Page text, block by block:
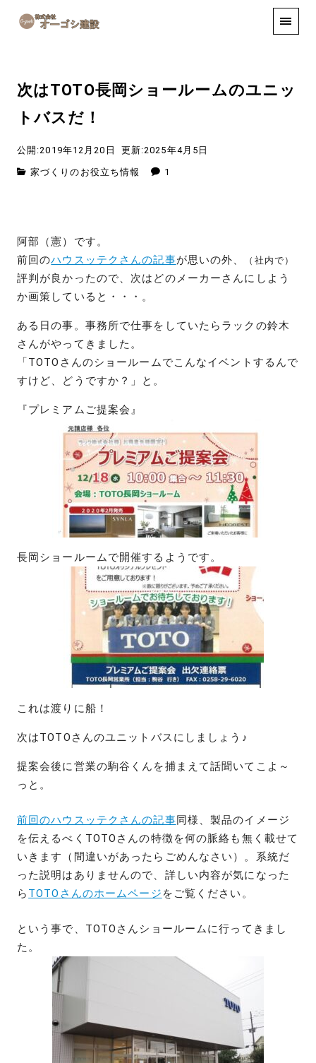
手しごと
次はTOTO長岡ショールームのユニッ
トバスだ！
公開:2019年12月20日 更新:2025年4月5日
家づくりのお役立ち情報 1
阿部（憲）です。
前回のハウスッテクさんの記事が思いの外、 （社内で）
評判が良かったので、次はどのメーカーさんにしよう
か画策していると・・・。
ある日の事。事務所で仕事をしていたらラックの鈴木
さんがやってきました。
「TOTOさんのショールームでこんなイベントするんで
すけど、どうですか？」と。
『プレミアムご提案会』
長岡ショールームで開催するようです。
これは渡りに船！
次はTOTOさんのユニットバスにしましょう♪
提案会後に営業の駒谷くんを捕まえて話聞いてこよ～
っと。
前回のハウスッテクさんの記事同様、製品のイメージ
を伝えるべくTOTOさんの特徴を何の脈絡も無く載せて
いきます（間違いがあったらごめんなさい）。系統だ
った説明はありませんので、詳しい内容が気になった
ら TOTOさんのホームページ をご覧ください。
という事で、TOTOさんショールームに行ってきまし
た。